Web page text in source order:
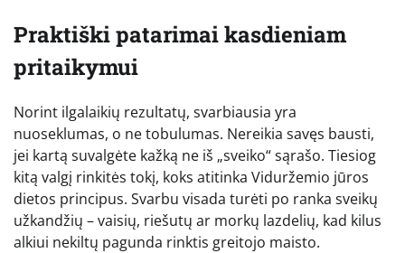
Praktiški patarimai kasdieniam
pritaikymui
Norint ilgalaikių rezultatų, svarbiausia yra
nuoseklumas, o ne tobulumas. Nereikia savęs bausti,
jei kartą suvalgėte kažką ne iš „sveiko“ sąrašo. Tiesiog
kitą valgį rinkitės tokį, koks atitinka Viduržemio jūros
dietos principus. Svarbu visada turėti po ranka sveikų
užkandžių – vaisių, riešutų ar morkų lazdelių, kad kilus
alkiui nekiltų pagunda rinktis greitojo maisto.